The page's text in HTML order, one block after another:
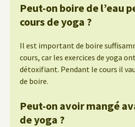
Peut-on boire de l’eau
cours de yoga ?
Il est important de boire
cours, car les exercices de yoga
détoxifiant. Pendant le cours il
de boire.
Peut-on avoir mangé
de yoga ?